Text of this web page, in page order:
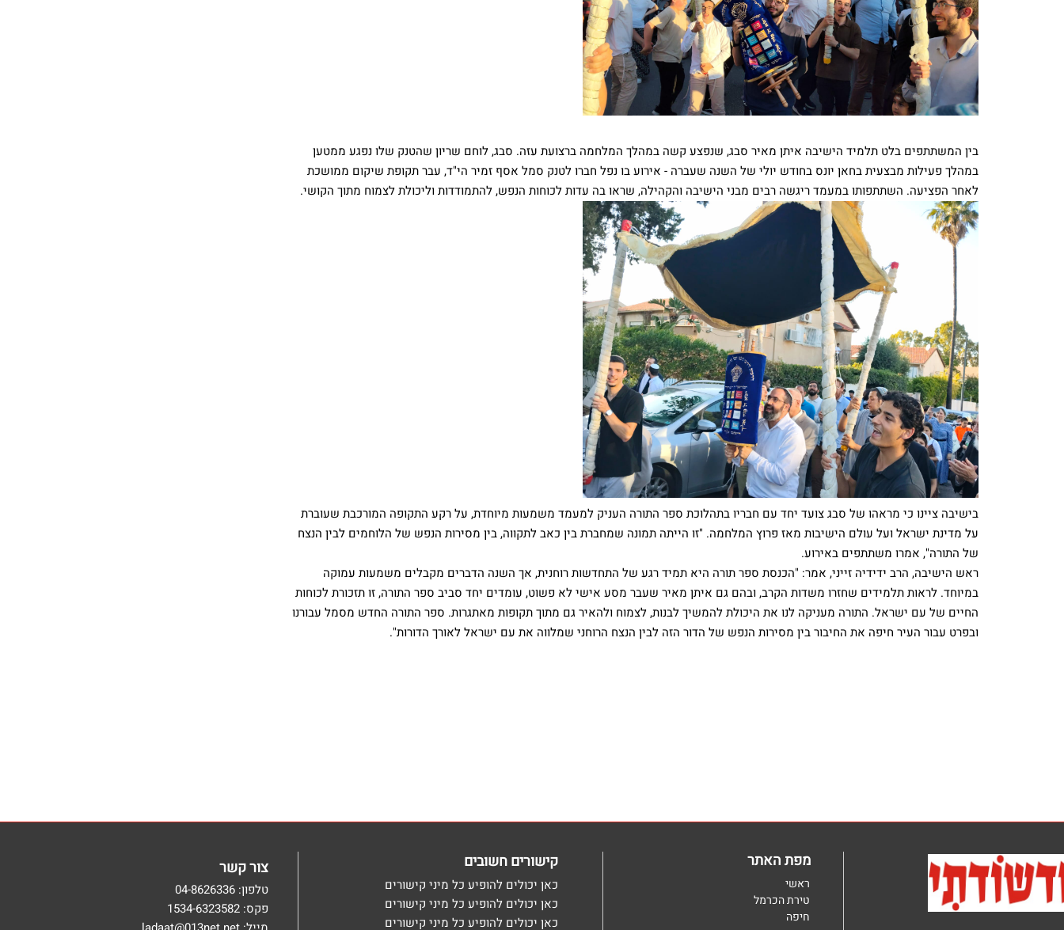
בין המשתתפים בלט תלמיד הישיבה איתן מאיר סבג, שנפצע קשה במהלך המלחמה ברצועת עזה. סבג, לוחם שריון שהטנק שלו נפגע ממטען
במהלך פעילות מבצעית בחאן יונס בחודש יולי של השנה שעברה - אירוע בו נפל חברו לטנק סמל אסף זמיר הי"ד, עבר תקופת שיקום ממושכת
לאחר הפציעה. השתתפותו במעמד ריגשה רבים מבני הישיבה והקהילה, שראו בה עדות לכוחות הנפש, להתמודדות וליכולת לצמוח מתוך הקושי.
בישיבה ציינו כי מראהו של סבג צועד יחד עם חבריו בתהלוכת ספר התורה העניק למעמד משמעות מיוחדת, על רקע התקופה המורכבת שעוברת
על מדינת ישראל ועל עולם הישיבות מאז פרוץ המלחמה. "זו הייתה תמונה שמחברת בין כאב לתקווה, בין מסירות הנפש של הלוחמים לבין הנצח
של התורה", אמרו משתתפים באירוע.
ראש הישיבה, הרב ידידיה זייני, אמר: "הכנסת ספר תורה היא תמיד רגע של התחדשות רוחנית, אך השנה הדברים מקבלים משמעות עמוקה
במיוחד. לראות תלמידים שחזרו משדות הקרב, ובהם גם איתן מאיר שעבר מסע אישי לא פשוט, עומדים יחד סביב ספר התורה, זו תזכורת לכוחות
החיים של עם ישראל. התורה מעניקה לנו את היכולת להמשיך לבנות, לצמוח ולהאיר גם מתוך תקופות מאתגרות. ספר התורה החדש מסמל עבורנו
ובפרט עבור העיר חיפה את החיבור בין מסירות הנפש של הדור הזה לבין הנצח הרוחני שמלווה את עם ישראל לאורך הדורות".
מפת האתר
ראשי
טירת הכרמל
חיפה
כאן יכולים להופיע כל מיני קישורים
כאן יכולים להופיע כל מיני קישורים
כאן יכולים להופיע כל מיני קישורים
קישורים חשובים צור קשר
טלפון: 04-8626336
פקס: 1534-6323582